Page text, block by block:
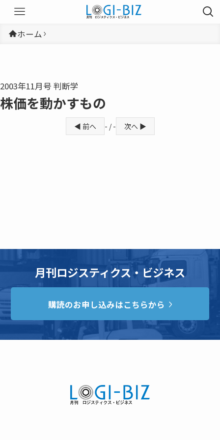
ホーム
2003年11月号 判断学
株価を動かすもの
◀ 前へ - / - 次へ ▶
月刊ロジスティクス・ビジネス
購読のお申し込みはこちらから